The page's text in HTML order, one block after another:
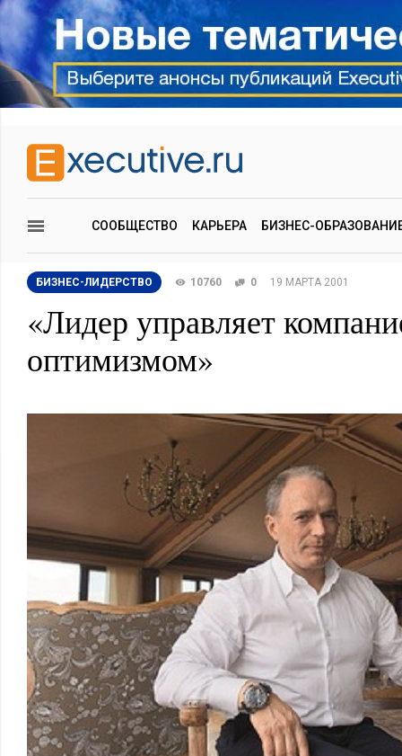
СООБЩЕСТВО КАРЬЕРА БИЗНЕС-
БИЗНЕС-ЛИДЕРСТВО 10760 0 19 МАРТА 2001
«Лидер управляет
оптимизмом»